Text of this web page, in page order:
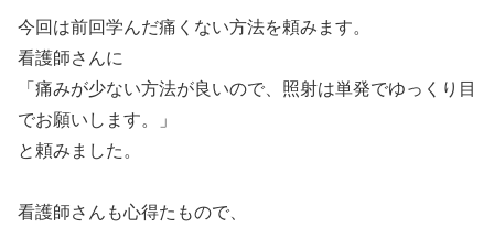
今回は前回学んだ痛くない方法を頼みます。
看護師さんに
「痛みが少ない方法が良いので、照射は単発でゆっくり目
でお願いします。」
と頼みました。
看護師さんも心得たもので、